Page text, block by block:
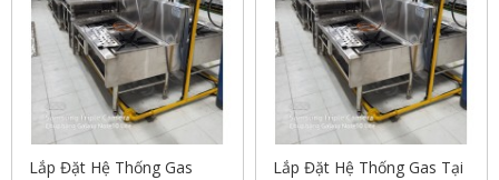
Lắp Đặt Hệ Thống Gas
Lắp Đặt Hệ Thống Gas Tại